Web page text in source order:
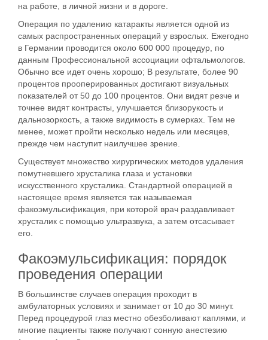
на работе, в личной жизни и в дороге.
Операция по удалению катаракты является одной из
самых распространенных операций у взрослых. Ежегодно
в Германии проводится около 600 000 процедур, по
данным Профессиональной ассоциации офтальмологов.
Обычно все идет очень хорошо; В результате, более 90
процентов прооперированных достигают визуальных
показателей от 50 до 100 процентов. Они видят резче и
точнее видят контрасты, улучшается близорукость и
дальнозоркость, а также видимость в сумерках. Тем не
менее, может пройти несколько недель или месяцев,
прежде чем наступит наилучшее зрение.
Существует множество хирургических методов удаления
помутневшего хрусталика глаза и установки
искусственного хрусталика. Стандартной операцией в
настоящее время является так называемая
факоэмульсификация, при которой врач раздавливает
хрусталик с помощью ультразвука, а затем отсасывает
его.
Факоэмульсификация: порядок
проведения операции
В большинстве случаев операция проходит в
амбулаторных условиях и занимает от 10 до 30 минут.
Перед процедурой глаз местно обезболивают каплями, и
многие пациенты также получают сонную анестезию